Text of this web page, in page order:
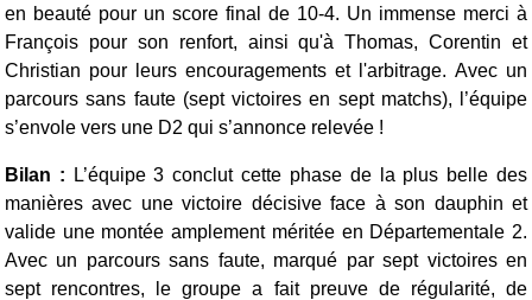
en beauté pour un score final de 10-4. Un immense merci à
François pour son renfort, ainsi qu'à Thomas, Corentin et
Christian pour leurs encouragements et l'arbitrage. Avec un
parcours sans faute (sept victoires en sept matchs), l’équipe
s’envole vers une D2 qui s’annonce relevée !
Bilan :
L’équipe 3 conclut cette phase de la plus belle des
manières avec une victoire décisive face à son dauphin et
valide une montée amplement méritée en Départementale 2.
Avec un parcours sans faute, marqué par sept victoires en
sept rencontres, le groupe a fait preuve de régularité, de